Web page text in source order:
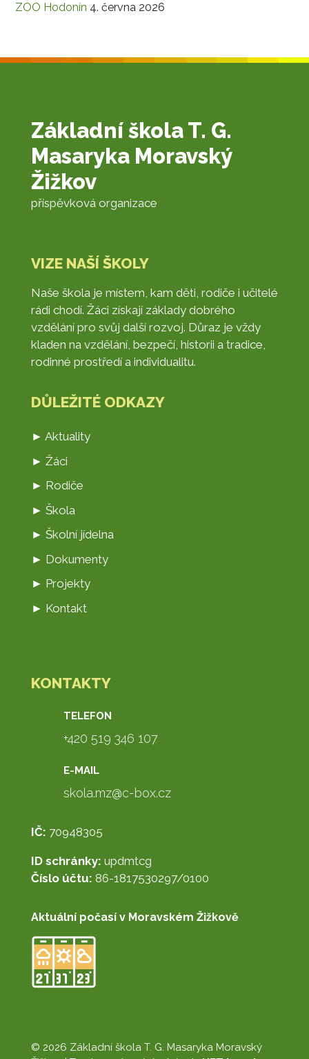
ZOO Hodonín 4. června 2026
Základní škola T. G.
Masaryka Moravský
Žižkov
příspěvková organizace
VIZE NAŠÍ ŠKOLY
Naše škola je místem, kam děti, rodiče i učitelé
rádi chodí. Žáci získají základy dobrého
vzdělání pro svůj další rozvoj. Důraz je vždy
kladen na vzdělání, bezpečí, historii a tradice,
rodinné prostředí a individualitu.
DŮLEŽITÉ ODKAZY
► Aktuality
► Žáci
► Rodiče
► Škola
► Školní jídelna
► Dokumenty
► Projekty
► Kontakt
KONTAKTY
TELEFON
+420 519 346 107
E-MAIL
skola.mz@c-box.cz
IČ: 70948305
ID schránky: updmtcg
Číslo účtu: 86-1817530297/0100
Aktuální počasí v Moravském Žižkově
© 2026 Základní škola T. G. Masaryka Moravský